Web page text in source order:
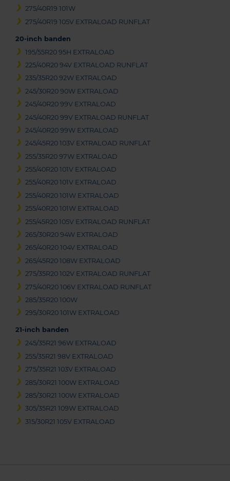
275/40R19 101W
275/40R19 105V EXTRALOAD RUNFLAT
20-inch banden
195/55R20 95H EXTRALOAD
225/40R20 94V EXTRALOAD RUNFLAT
235/35R20 92W EXTRALOAD
245/30R20 90W EXTRALOAD
245/40R20 99V EXTRALOAD
245/40R20 99V EXTRALOAD RUNFLAT
245/40R20 99W EXTRALOAD
245/45R20 103V EXTRALOAD RUNFLAT
255/35R20 97W EXTRALOAD
255/40R20 101V EXTRALOAD
255/40R20 101V EXTRALOAD
255/40R20 101W EXTRALOAD
255/40R20 101W EXTRALOAD
255/45R20 105V EXTRALOAD RUNFLAT
265/30R20 94W EXTRALOAD
265/40R20 104V EXTRALOAD
265/45R20 108W EXTRALOAD
275/35R20 102V EXTRALOAD RUNFLAT
275/40R20 106V EXTRALOAD RUNFLAT
285/35R20 100W
295/30R20 101W EXTRALOAD
21-inch banden
245/35R21 96W EXTRALOAD
255/35R21 98V EXTRALOAD
275/35R21 103V EXTRALOAD
285/30R21 100W EXTRALOAD
285/30R21 100W EXTRALOAD
305/35R21 109W EXTRALOAD
315/30R21 105V EXTRALOAD